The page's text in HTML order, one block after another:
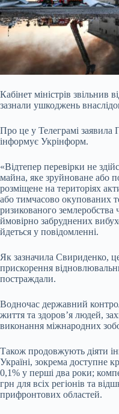
Кабінет міністрів звільнив
зазнали ушкоджень
Про це у Телеграмі заявила
інформує Укрінформ.
«Відтепер перевірки не
майна, яке зруйноване або
розміщене на територіях
або тимчасово окупованих
ризикованого землеробства
ймовірно забруднених
йдеться у повідомленні.
Як зазначила Свириденко,
прискорення
постраждали.
Водночас державний
життя та здоров’я людей,
виконання міжнародних
Також продовжують діяти
Україні, зокрема доступне
0,1% у перші два роки;
грн для всіх регіонів та
прифронтових областей.